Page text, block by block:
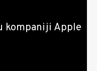
kompaniji Apple